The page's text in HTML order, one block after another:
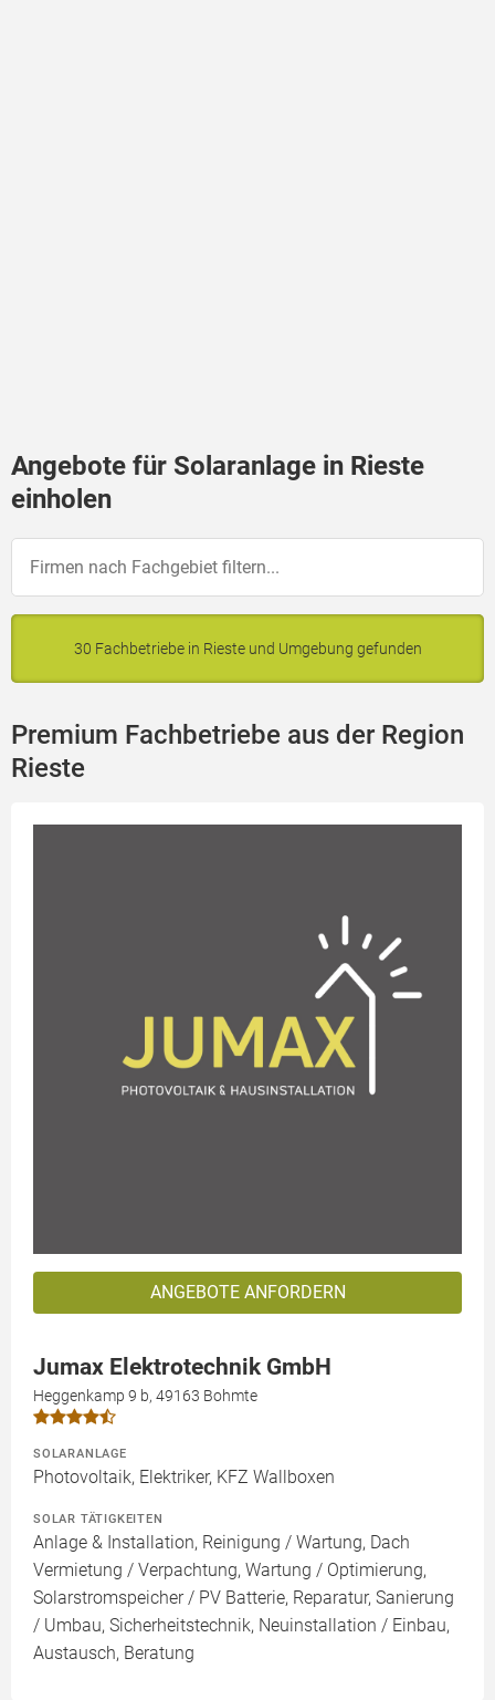
Angebote für Solaranlage in Rieste
einholen
30 Fachbetriebe in Rieste und Umgebung gefunden
Premium Fachbetriebe aus der Region
Rieste
ANGEBOTE ANFORDERN
Jumax Elektrotechnik GmbH
Heggenkamp 9 b, 49163 Bohmte
SOLARANLAGE
Photovoltaik, Elektriker, KFZ Wallboxen
SOLAR TÄTIGKEITEN
Anlage & Installation, Reinigung / Wartung, Dach
Vermietung / Verpachtung, Wartung / Optimierung,
Solarstromspeicher / PV Batterie, Reparatur, Sanierung
/ Umbau, Sicherheitstechnik, Neuinstallation / Einbau,
Austausch, Beratung